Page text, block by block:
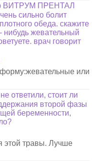
ВИТРУМ ПРЕНТАЛ
сильно болит
обеда. скажите
нибудь жевательный
врач говорит
или
ответили, стоит ли
второй фазы
беременности,
этой травы. Лучше